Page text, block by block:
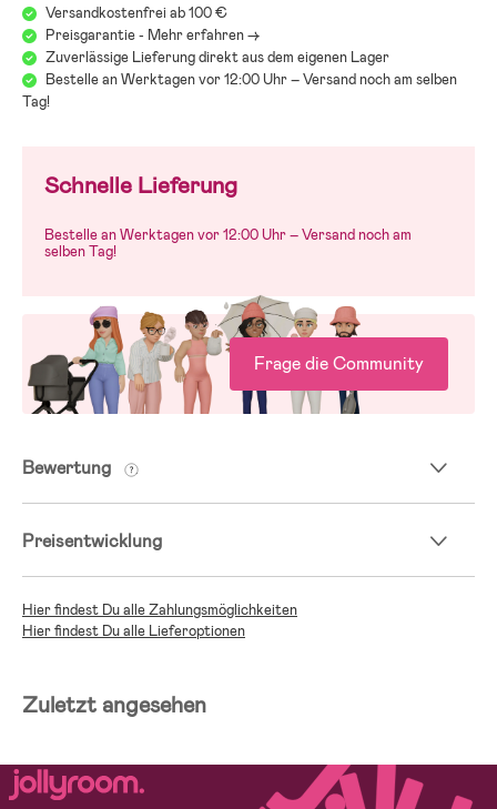
Versandkostenfrei ab 100 €
Preisgarantie - Mehr erfahren ->
Zuverlässige Lieferung direkt aus dem eigenen Lager
Bestelle an Werktagen vor 12:00 Uhr – Versand noch am selben
Tag!
Schnelle Lieferung
Bestelle an Werktagen vor 12:00 Uhr – Versand noch am
selben Tag!
Frage die Community
Bewertung
Preisentwicklung
Hier findest Du alle Zahlungsmöglichkeiten
Hier findest Du alle Lieferoptionen
Zuletzt angesehen